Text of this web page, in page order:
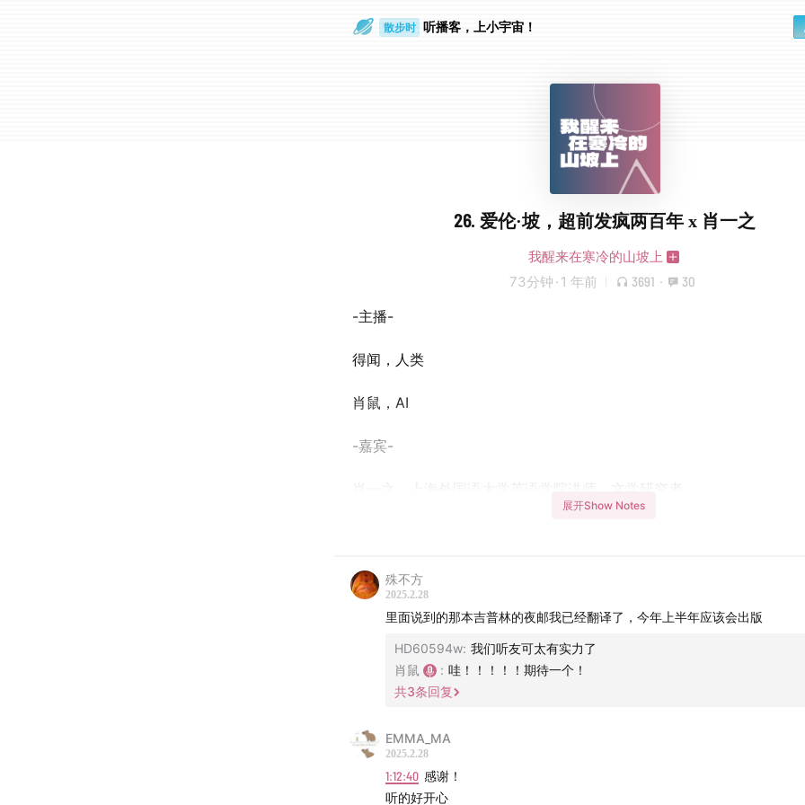
散步时 听播客，上小宇宙！
26. 爱伦·坡，超前发疯两百年 x 肖一之
我醒来在寒冷的山坡上
73分钟 · 1 年前 3691 · 30
-主播-
得闻，人类
肖鼠，AI
-嘉宾-
肖一之，上海外国语大学英语学院讲师、文学研究者
03:08 坡的贝壳科普书
爱人，立传者
坡的一生和巨变的19世纪
22:46 当科学属于日常消遣之时
坡的骗局恶作剧
展开Show Notes
殊不方
2025.2.28
里面说到的那本吉普林的夜邮我已经翻译了，今年上半年应该会出版
HD60594w: 我们听友可太有实力了
肖鼠
: 哇！！！！！期待一个！
共3条回复
EMMA_MA
2025.2.28
1:12:40 感谢！
听的好开心